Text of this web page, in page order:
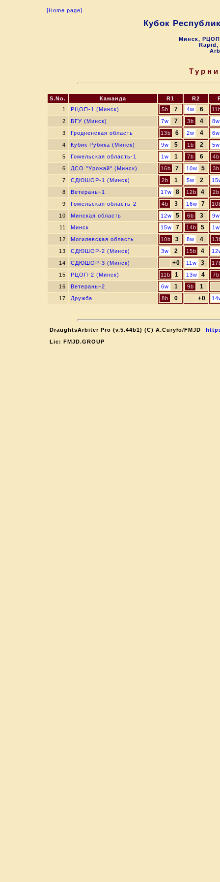
[Home page]
Кубок
Минск, РЦОП
Rapid,
S.No. Каманда R1 R2
1
РЦОП-1 (Минск) 5b 7 4w 6
2
БГУ (Минск) 7w 7 3b 4
8w
3
Гродненская область 13b 6 2w 4
6w
4
Кубик Рубика (Минск) 9w 5 1b 2
5w
5
Гомельская область-1 1w 1 7b 6
4b
6
ДСО "Урожай" (Минск) 16b 7 10w 5
3b
7
СДЮШОР-1 (Минск) 2b 1 5w 2
8
Ветераны-1 17w 8 12b 4
2b
9
Гомельская область-2 4b 3 16w 7
10
Минская область 12w 5 6b 3
9w
11
Минск 15w 7 14b 5
1w
12
Могилевская область 10b 3 8w 4
13
СДЮШОР-2 (Минск) 3w 2 15b 4
14
СДЮШОР-3 (Минск) +0 11w 3
15
РЦОП-2 (Минск) 11b 1 13w 4
7b
16
Ветераны-2 6w 1 9b 1
17 Дружба 8b 0 +0
DraughtsArbiter Pro (v.5.44b1) (C) A.Curyło/FMJD
Lic: FMJD.GROUP